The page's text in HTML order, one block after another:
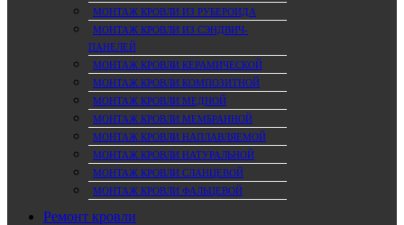
МОНТАЖ КРОВЛИ ИЗ РУБЕРОИДА
МОНТАЖ КРОВЛИ ИЗ СЭНДВИЧ-
ПАНЕЛЕЙ
МОНТАЖ КРОВЛИ КЕРАМИЧЕСКОЙ
МОНТАЖ КРОВЛИ КОМПОЗИТНОЙ
МОНТАЖ КРОВЛИ МЕДНОЙ
МОНТАЖ КРОВЛИ МЕМБРАННОЙ
МОНТАЖ КРОВЛИ НАПЛАВЛЯЕМОЙ
МОНТАЖ КРОВЛИ НАТУРАЛЬНОЙ
МОНТАЖ КРОВЛИ СЛАНЦЕВОЙ
МОНТАЖ КРОВЛИ ФАЛЬЦЕВОЙ
Ремонт кровли